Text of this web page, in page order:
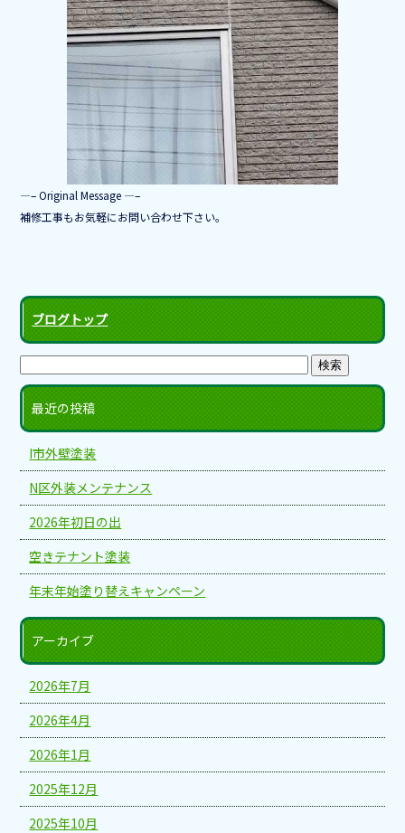
—– Original Message —–
補修工事もお気軽にお問い合わせ下さい。
ブログトップ
最近の投稿
I市外壁塗装
N区外装メンテナンス
2026年初日の出
空きテナント塗装
年末年始塗り替えキャンペーン
アーカイブ
2026年7月
2026年4月
2026年1月
2025年12月
2025年10月